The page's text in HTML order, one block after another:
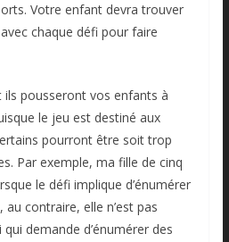
Votre enfant devra trouver
chaque défi pour faire
ils pousseront vos enfants à
le jeu est destiné aux
pourront être soit trop
Par exemple, ma fille de cinq
le défi implique d’énumérer
contraire, elle n’est pas
demande d’énumérer des